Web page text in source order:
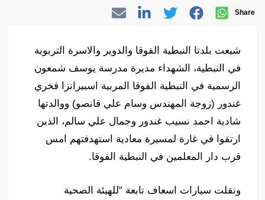
Share
شيعت بلدتا النبطية الفوقا والدوير والاسرة التربوية
في النبطية، الشهداء مديرة مدرسة يوسف شمعون
الرسمية في النبطية الفوقا المربية اسبيرانزا فخري
غندور (زوجة المهندس وسام علي قانصو) ووالدتها
شادية احمد نسيب غندور وجمال علي سالم، الذين
ارتقوا في غارة لمسيرة معادية استهدفتهم امس
قرب دار المعلمين في النبطية الفوقا.
ونقلت سيارات اسعاف تابعة “للهيئة الصحية